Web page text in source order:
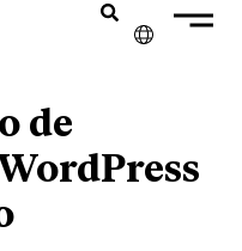
ENGLISH
FRANÇAIS
de